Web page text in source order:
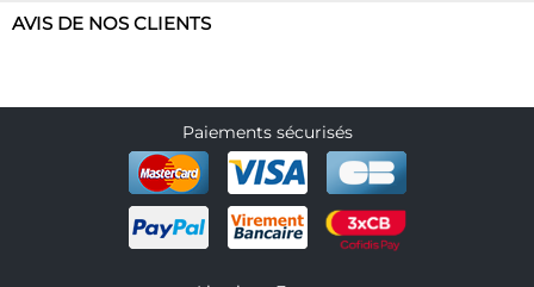
AVIS DE NOS CLIENTS
Paiements sécurisés